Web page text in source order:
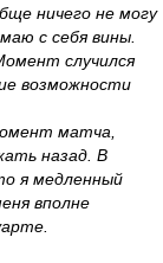
ничего не могу
с себя вины.
случился
возможности
матча,
назад. В
я медленный
вполне